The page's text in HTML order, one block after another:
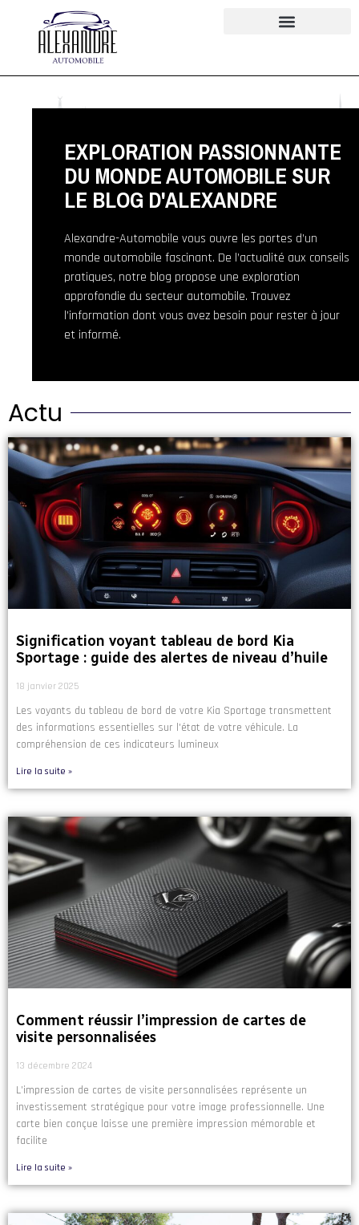
EXPLORATION PASSIONNANTE
DU MONDE AUTOMOBILE SUR
LE BLOG D'ALEXANDRE
Alexandre-Automobile vous ouvre les portes d’un
monde automobile fascinant. De l’actualité aux conseils
pratiques, notre blog propose une exploration
approfondie du secteur automobile. Trouvez
l’information dont vous avez besoin pour rester à jour
et informé.
Actu
Signification voyant tableau de bord Kia
Sportage : guide des alertes de niveau d’huile
18 janvier 2025
Les voyants du tableau de bord de votre Kia Sportage transmettent
des informations essentielles sur l'état de votre véhicule. La
compréhension de ces indicateurs lumineux
Lire la suite »
Comment réussir l’impression de cartes de
visite personnalisées
13 décembre 2024
L’impression de cartes de visite personnalisées représente un
investissement stratégique pour votre image professionnelle. Une
carte bien conçue laisse une première impression mémorable et
facilite
Lire la suite »